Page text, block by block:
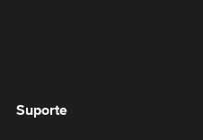
Suporte